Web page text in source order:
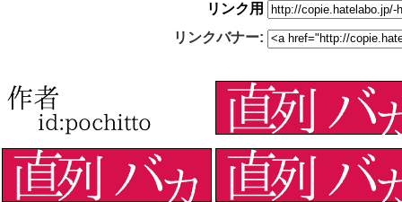
リンク用
リンクバナー: